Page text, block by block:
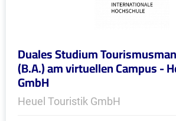
Duales Studium
(B.A.) am virtuellen Campus -
GmbH
Heuel Touristik GmbH